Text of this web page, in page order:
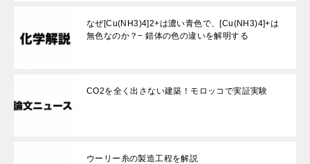
なぜ[Cu(NH3)4]2+は濃い青色で、[Cu(NH3)4]+は
無色なのか？− 錯体の色の違いを解明する
CO2を全く出さない建築！モロッコで実証実験
ウーリー糸の製造工程を解説